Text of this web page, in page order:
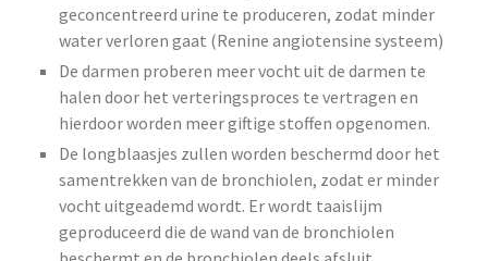
geconcentreerd urine te produceren, zodat minder
water verloren gaat (Renine angiotensine systeem)
De darmen proberen meer vocht uit de darmen te
halen door het verteringsproces te vertragen en
hierdoor worden meer giftige stoffen opgenomen.
De longblaasjes zullen worden beschermd door het
samentrekken van de bronchiolen, zodat er minder
vocht uitgeademd wordt. Er wordt taaislijm
geproduceerd die de wand van de bronchiolen